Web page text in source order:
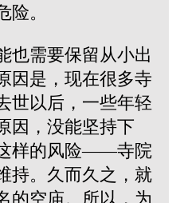
。
也需要保留从小出
因是，现在很多寺
世以后，一些年轻
因，没能坚持下
样的风险——寺院
持。久而久之，就
的空庙。所以，为